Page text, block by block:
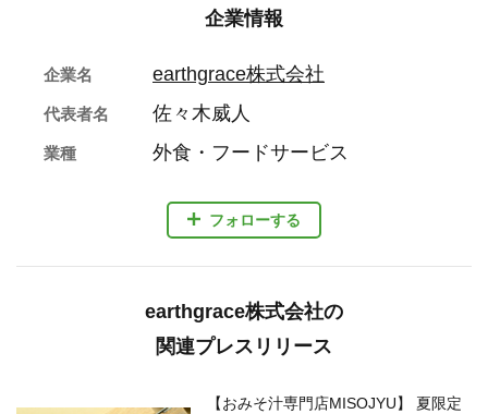
企業情報
フォローする
企業名 earthgrace株式会社
代表者名 佐々木威人
業種 外食・フードサービス
earthgrace株式会社の
関連プレスリリース
【おみそ汁専門店MISOJYU】 夏限定